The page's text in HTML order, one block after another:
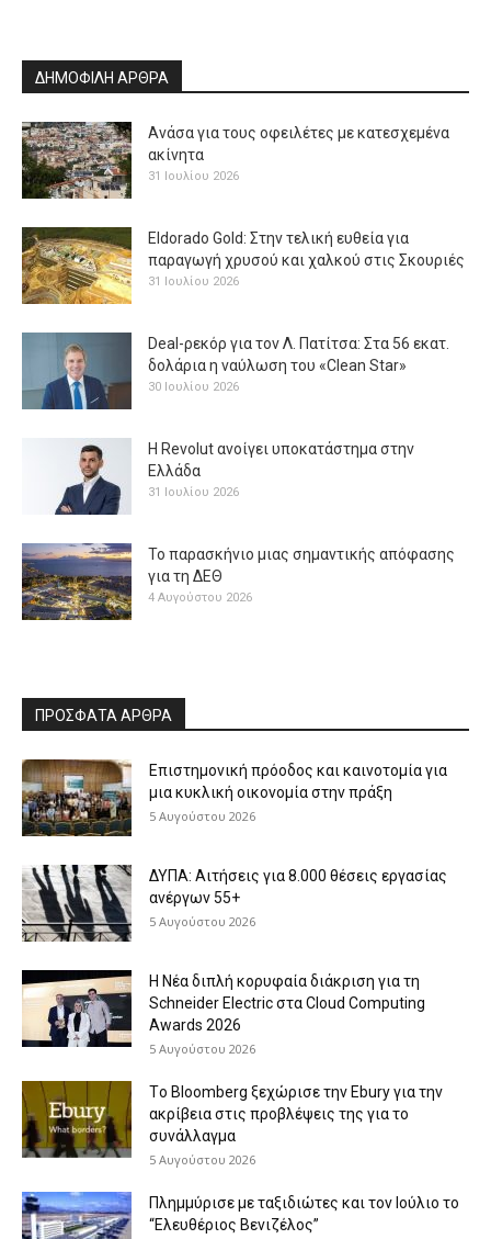
ΔΗΜΟΦΙΛΗ ΑΡΘΡΑ
Ανάσα για τους οφειλέτες με κατεσχεμένα
ακίνητα
31 Ιουλίου 2026
Eldorado Gold: Στην τελική ευθεία για
παραγωγή χρυσού και χαλκού στις Σκουριές
31 Ιουλίου 2026
Deal-ρεκόρ για τον Λ. Πατίτσα: Στα 56 εκατ.
δολάρια η ναύλωση του «Clean Star»
30 Ιουλίου 2026
H Revolut ανοίγει υποκατάστημα στην
Ελλάδα
31 Ιουλίου 2026
Το παρασκήνιο μιας σημαντικής απόφασης
για τη ΔΕΘ
4 Αυγούστου 2026
ΠΡΟΣΦΑΤΑ ΑΡΘΡΑ
Επιστημονική πρόοδος και καινοτομία για
μια κυκλική οικονομία στην πράξη
5 Αυγούστου 2026
ΔΥΠΑ: Αιτήσεις για 8.000 θέσεις εργασίας
ανέργων 55+
5 Αυγούστου 2026
Η Νέα διπλή κορυφαία διάκριση για τη
Schneider Electric στα Cloud Computing
Awards 2026
5 Αυγούστου 2026
Tο Bloomberg ξεχώρισε την Ebury για την
ακρίβεια στις προβλέψεις της για το
συνάλλαγμα
5 Αυγούστου 2026
Πλημμύρισε με ταξιδιώτες και τον Ιούλιο το
“Ελευθέριος Βενιζέλος”